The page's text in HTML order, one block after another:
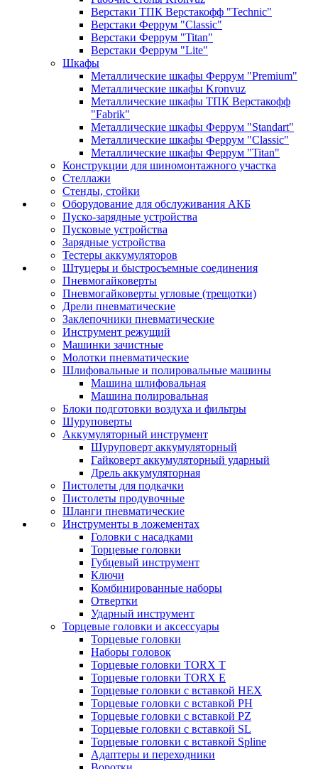
Верстаки ТПК Верстакофф "Technic"
Верстаки Феррум "Classic"
Верстаки Феррум "Titan"
Верстаки Феррум "Lite"
Шкафы
Металлические шкафы Феррум "Premium"
Металлические шкафы Kronvuz
Металлические шкафы ТПК Верстакофф
"Fabrik"
Металлические шкафы Феррум "Standart"
Металлические шкафы Феррум "Classic"
Металлические шкафы Феррум "Titan"
Конструкции для шиномонтажного участка
Стеллажи
Стенды, стойки
Оборудование для обслуживания АКБ
Пуско-зарядные устройства
Пусковые устройства
Зарядные устройства
Тестеры аккумуляторов
Штуцеры и быстросъемные соединения
Пневмогайковерты
Пневмогайковерты угловые (трещотки)
Дрели пневматические
Заклепочники пневматические
Инструмент режущий
Машинки зачистные
Молотки пневматические
Шлифовальные и полировальные машины
Машина шлифовальная
Машина полировальная
Блоки подготовки воздуха и фильтры
Шуруповерты
Аккумуляторный инструмент
Шуруповерт аккумуляторный
Гайковерт аккумуляторный ударный
Дрель аккумуляторная
Пистолеты для подкачки
Пистолеты продувочные
Шланги пневматические
Инструменты в ложементах
Головки с насадками
Торцевые головки
Губцевый инструмент
Ключи
Комбинированные наборы
Отвертки
Ударный инструмент
Торцевые головки и аксессуары
Торцевые головки
Наборы головок
Торцевые головки TORX T
Торцевые головки TORX Е
Торцевые головки с вставкой HEX
Торцевые головки с вставкой PH
Торцевые головки с вставкой PZ
Торцевые головки с вставкой SL
Торцевые головки с вставкой Spline
Адаптеры и переходники